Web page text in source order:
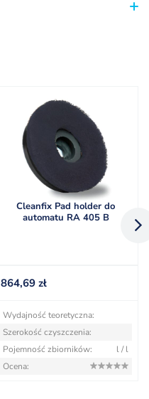
Cleanfix Pad holder do
automatu RA 405 B
864,69 zł
Wydajność teoretyczna:
Szerokość czyszczenia:
Pojemność zbiorników:
l / l
Ocena: